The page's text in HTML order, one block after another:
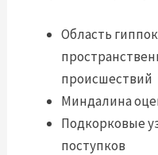
Область
происшествий
Миндалина
Подкорковые
поступков